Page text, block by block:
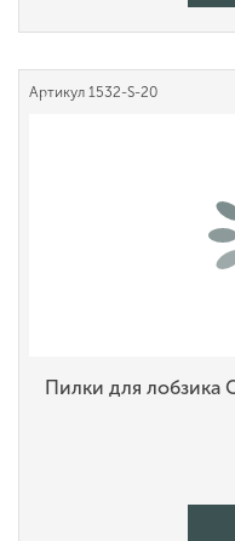
Артикул 1532-S-20
Пилки для